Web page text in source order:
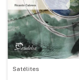
Satélites